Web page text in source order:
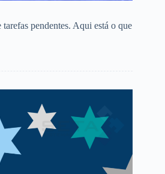
pendentes. Aqui está o que